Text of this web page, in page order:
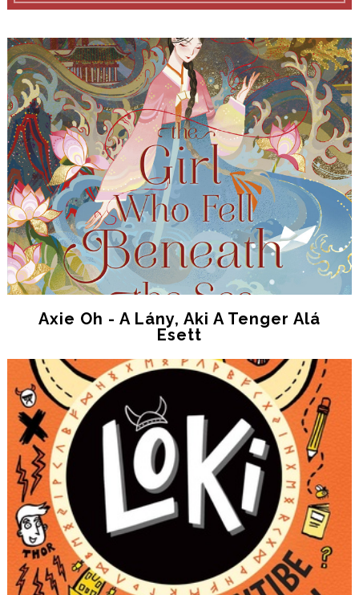
Axie Oh - A Lány, Aki A Tenger Alá
Esett